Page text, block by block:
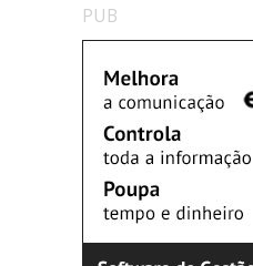
PUB